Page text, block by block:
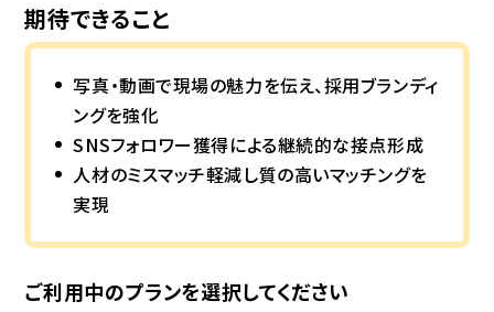
期待できること
写真・動画で現場の魅力を伝え、採用ブランディ
ングを強化
SNSフォロワー獲得による継続的な接点形成
人材のミスマッチ軽減し質の高いマッチングを
実現
ご利用中のプランを選択してください